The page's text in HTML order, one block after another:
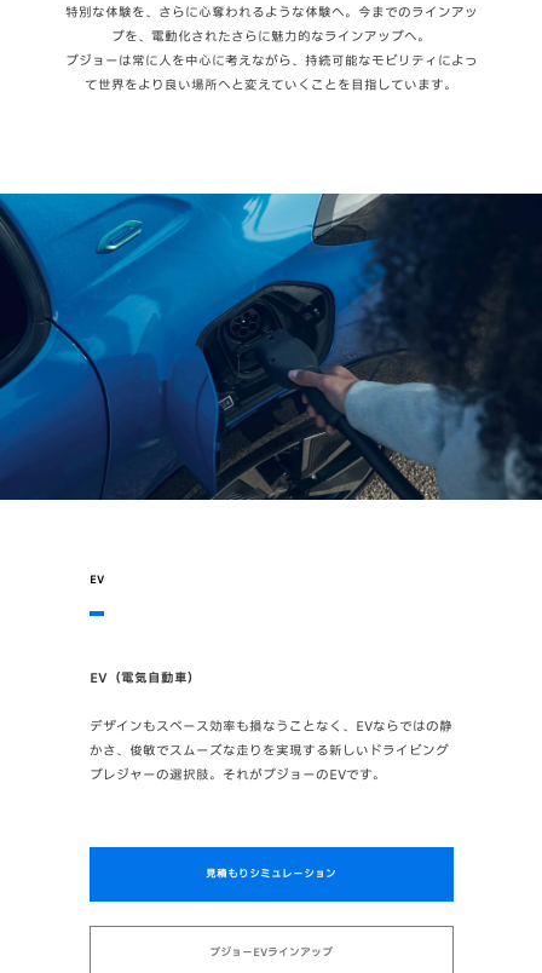
特別な体験を、さらに心奪われるような体験へ。今までのラインアッ
プを、電動化されたさらに魅力的なラインアップへ。
プジョーは常に人を中心に考えながら、持続可能なモビリティによっ
て世界をより良い場所へと変えていくことを目指しています。
EV（電気自動車）
デザインもスペース効率も損なうことなく、EVならではの静
かさ、俊敏でスムーズな走りを実現する新しいドライビング
プレジャーの選択肢。それがプジョーのEVです。
見積もりシミュレーション
プジョーEVラインアップ
EV